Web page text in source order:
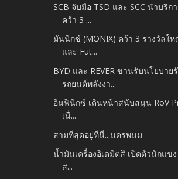
SCB จับมือ TSD และ SCC นำบริก
คว้า 3 ...
มันนิกซ์ (MONIX) คว้า 3 รางวัลให
และ Fut...
BYD และ REVER ขานรับนโยบาย
รถยนต์พลังงา...
อินฟินิกซ์ เดินหน้าสนับสนุน RoV
เนื่...
สามที่สุดอยู่ที่นี่...นครพนม
น้ำมันเครื่องอิเดมิตสึ เปิดตัวนักแข่
ส...